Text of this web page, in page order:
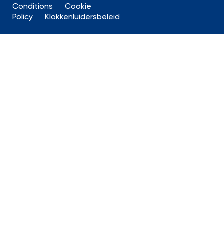
Conditions
Cookie
Policy
Klokkenluidersbeleid